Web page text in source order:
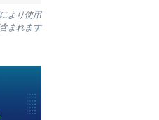
より使用
まれます